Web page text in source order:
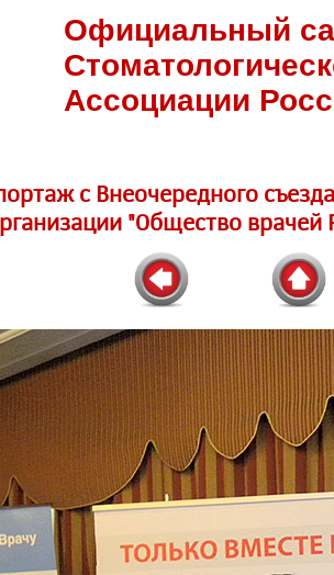
Официальный
Ассоциации
c Внеочередного
"Общество врачей